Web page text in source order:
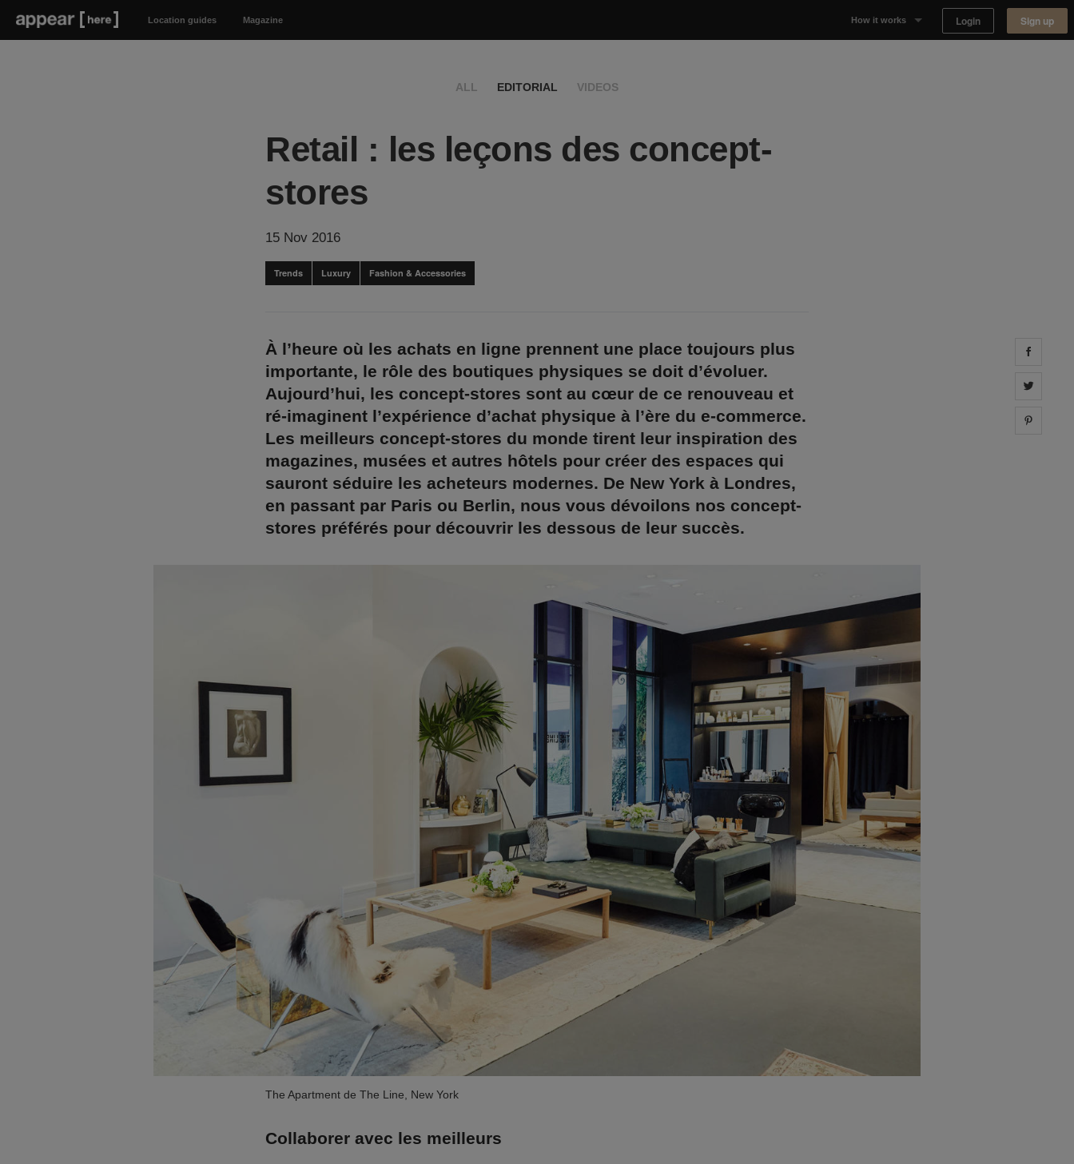
Location guides Magazine How it works Login Sign up
ALL EDITORIAL VIDEOS
Retail : les leçons des concept-
stores
15 Nov 2016
Trends Luxury Fashion & Accessories
À l’heure où les achats en ligne prennent une place toujours plus
importante, le rôle des boutiques physiques se doit d’évoluer.
Aujourd’hui, les concept-stores sont au cœur de ce renouveau et
ré-imaginent l’expérience d’achat physique à l’ère du e-commerce.
Les meilleurs concept-stores du monde tirent leur inspiration des
magazines, musées et autres hôtels pour créer des espaces qui
sauront séduire les acheteurs modernes. De New York à Londres,
en passant par Paris ou Berlin, nous vous dévoilons nos concept-
stores préférés pour découvrir les dessous de leur succès.
The Apartment de The Line, New York
Collaborer avec les meilleurs